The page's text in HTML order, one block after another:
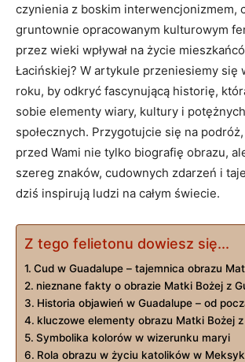
czynienia z ‍boskim interwencjonizmem,
gruntownie opracowanym kulturowym
przez wieki wpływał na życie
Łacińskiej? W artykule przeniesiemy się
roku, by odkryć fascynującą historię,
sobie elementy wiary, kultury i
‌społecznych. Przygotujcie się na
przed Wami nie tylko ‍biografię obrazu,
szereg znaków, cudownych zdarzeń i
dziś inspirują ludzi na całym świecie.
Z tego felietonu dowiesz się...
Cud w ‍Guadalupe​ – tajemnica obrazu
nieznane fakty o obrazie Matki Bożej z
Historia objawień ⁢w​ Guadalupe – od
kluczowe elementy obrazu Matki Bożej
Symbolika kolorów w wizerunku⁢ maryi
Rola obrazu w życiu katolików w